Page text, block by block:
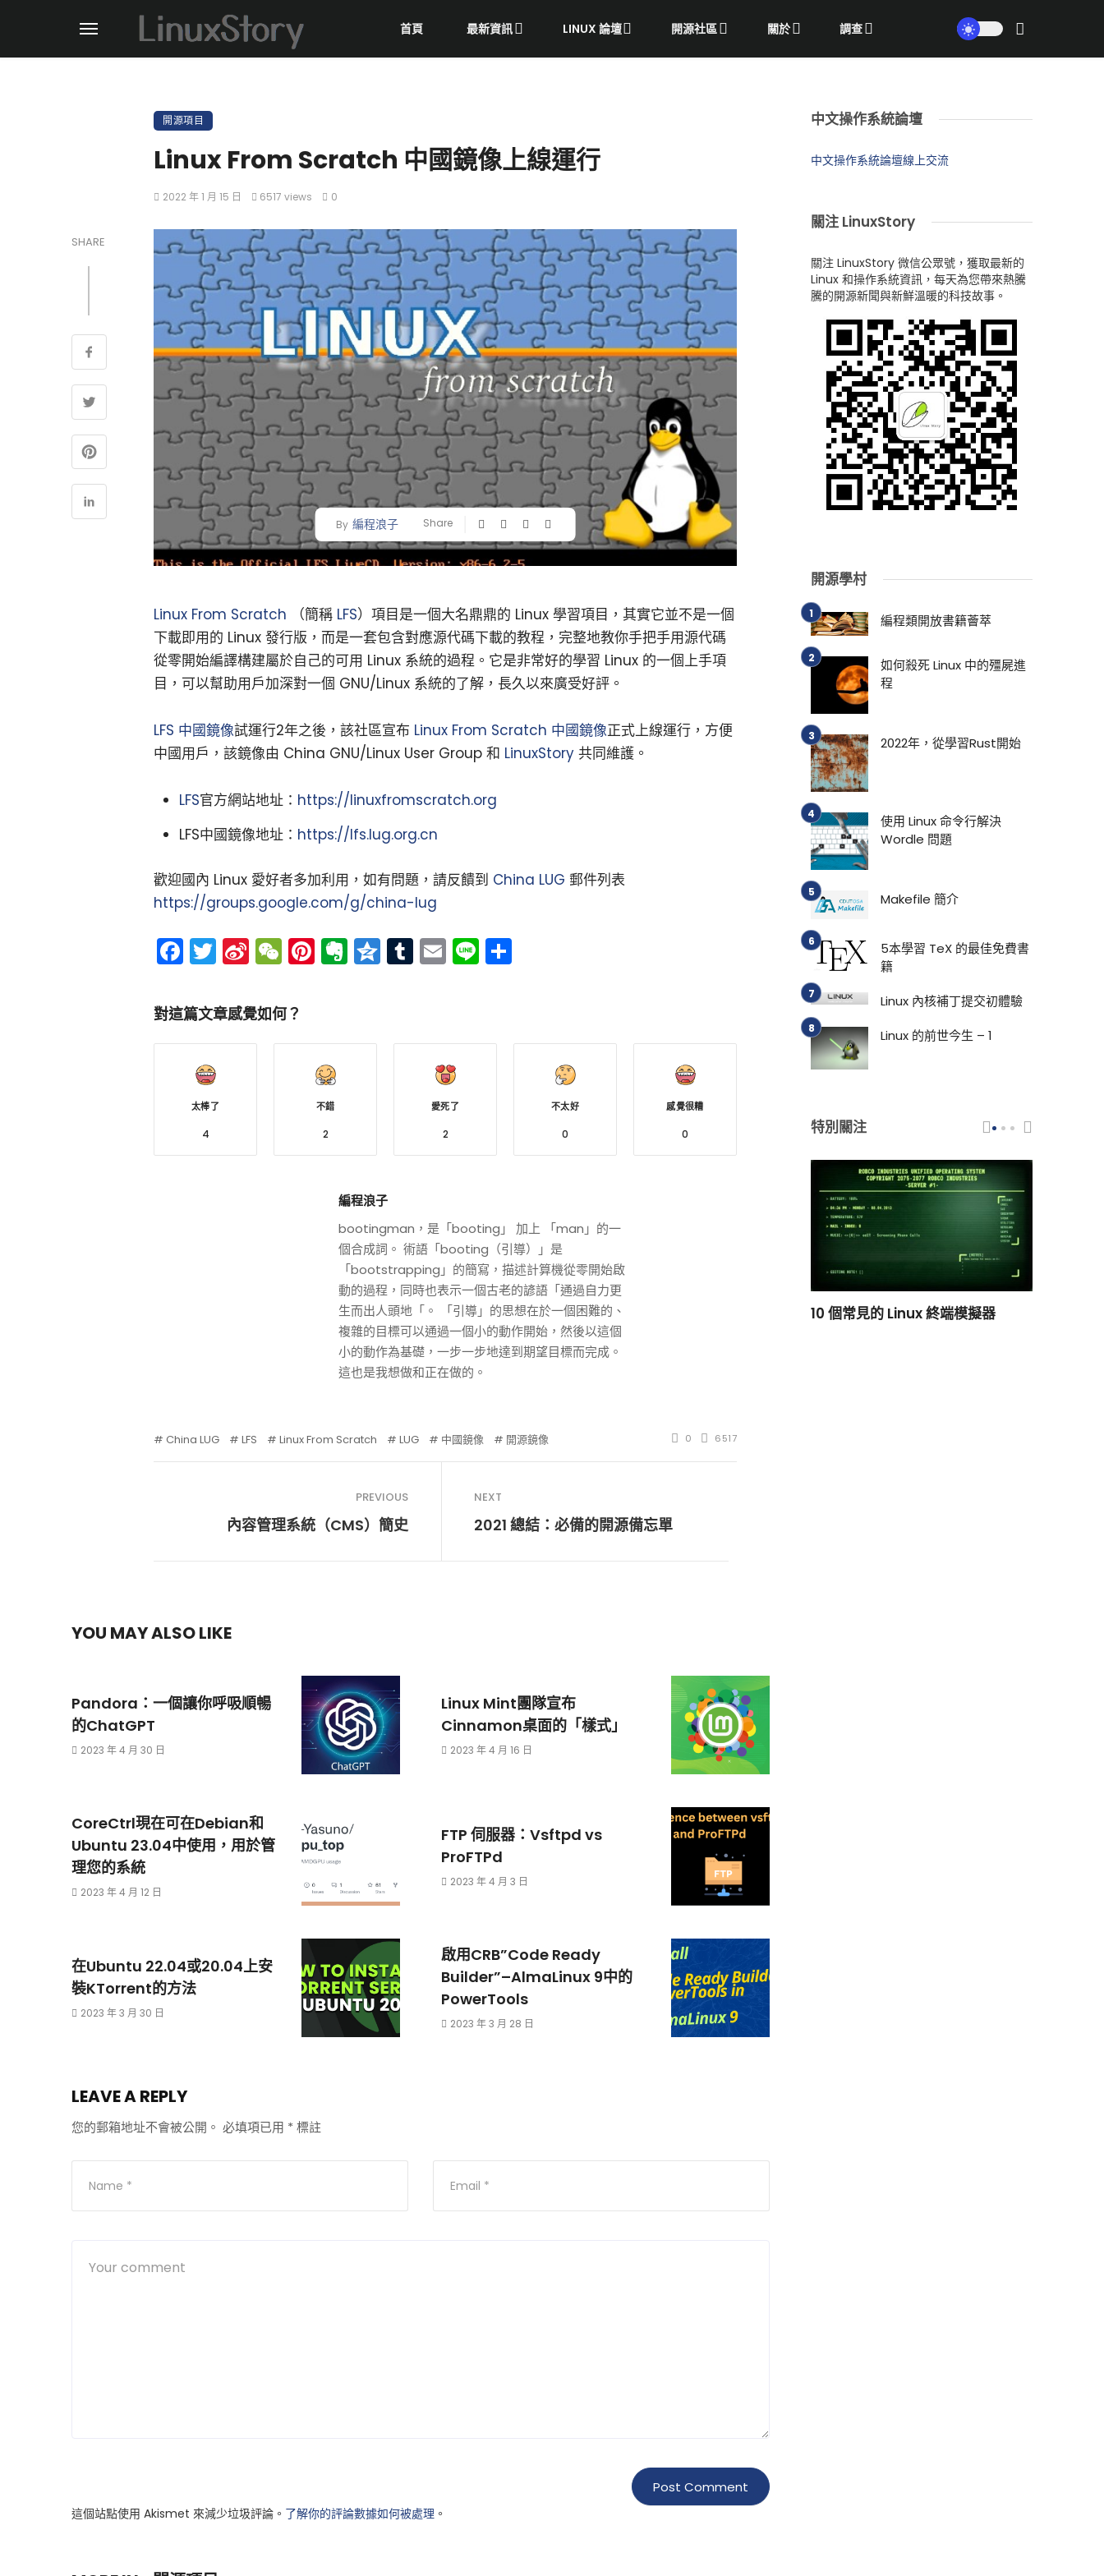
首頁 最新資訊 LINUX 論壇 開源社區 關於 調查
開源項目
Linux From Scratch 中國鏡像上線運行
2022 年 1 月 15 日 6517 views 0
SHARE
By 編程浪子 Share
Linux From Scratch （簡稱 LFS）項目是一個大名鼎鼎的 Linux 學習項目，其實它並不是一個
下載即用的 Linux 發行版，而是一套包含對應源代碼下載的教程，完整地教你手把手用源代碼
從零開始編譯構建屬於自己的可用 Linux 系統的過程。它是非常好的學習 Linux 的一個上手項
目，可以幫助用戶加深對一個 GNU/Linux 系統的了解，長久以來廣受好評。
LFS 中國鏡像試運行2年之後，該社區宣布 Linux From Scratch 中國鏡像正式上線運行，方便
中國用戶，該鏡像由 China GNU/Linux User Group 和 LinuxStory 共同維護。
LFS官方網站地址： https://linuxfromscratch.org
LFS中國鏡像地址： https://lfs.lug.org.cn
歡迎國內 Linux 愛好者多加利用，如有問題，請反饋到 China LUG 郵件列表
https://groups.google.com/g/china-lug
Facebook
Twitter
Sina
Weibo
WeChat
Pinterest
Evernote
Qzone
Tumblr
Email
Line
對這篇文章感覺如何？
太棒了
4
不錯
2
愛死了
2
不太好
0
感覺很糟
0
編程浪子
bootingman，是「booting」 加上 「man」的一
個合成詞。 術語「booting（引導）」是
「bootstrapping」的簡寫，描述計算機從零開始啟
動的過程，同時也表示一個古老的諺語「通過自力更
生而出人頭地「。 「引導」的思想在於一個困難的、
複雜的目標可以通過一個小的動作開始，然後以這個
小的動作為基礎，一步一步地達到期望目標而完成。
這也是我想做和正在做的。
China LUG LFS Linux From Scratch LUG 中國鏡像 開源鏡像 0 6517
PREVIOUS
內容管理系統（CMS）簡史
NEXT
2021 總結：必備的開源備忘單
YOU MAY ALSO LIKE
Pandora：一個讓你呼吸順暢
的ChatGPT
2023 年 4 月 30 日
Linux Mint團隊宣布
Cinnamon桌面的「樣式」
2023 年 4 月 16 日
CoreCtrl現在可在Debian和
Ubuntu 23.04中使用，用於管
理您的系統
2023 年 4 月 12 日
FTP 伺服器：Vsftpd vs
ProFTPd
2023 年 4 月 3 日
在Ubuntu 22.04或20.04上安
裝KTorrent的方法
2023 年 3 月 30 日
啟用CRB”Code Ready
Builder”–AlmaLinux 9中的
PowerTools
2023 年 3 月 28 日
LEAVE A REPLY
您的郵箱地址不會被公開。 必填項已用 * 標註
這個站點使用 Akismet 來減少垃圾評論。 了解你的評論數據如何被處理 。
中文操作系統論壇
中文操作系統論壇線上交流
關注 LinuxStory
關注 LinuxStory 微信公眾號，獲取最新的
Linux 和操作系統資訊，每天為您帶來熱騰
騰的開源新聞與新鮮溫暖的科技故事。
開源學村
編程類開放書籍薈萃
如何殺死 Linux 中的殭屍進
程
2022年，從學習Rust開始
使用 Linux 命令行解決
Wordle 問題
Makefile 簡介
5本學習 TeX 的最佳免費書
籍
Linux 內核補丁提交初體驗
Linux 的前世今生 – 1
特別關注
小白觀察：Let&apos;s Encrpt 正
過渡到 ISRG Root
更開放的分散式事務 | Fescar 品牌
升級，更名為 Seata
10 個常見的 Linux 終端模擬器